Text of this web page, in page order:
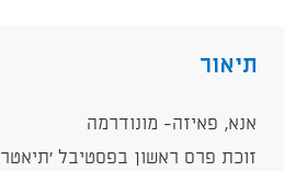
תיאור
אנא, פאיזה- מונודרמה